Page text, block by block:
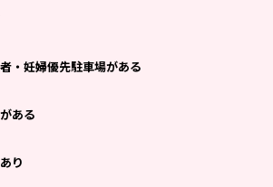
・ 妊婦優先駐車場がある
ある
り